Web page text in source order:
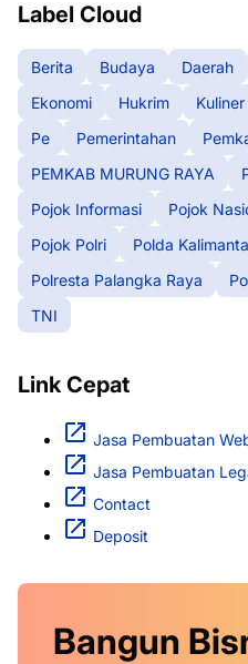
Label Cloud
Berita Budaya Daerah
Ekonomi
Hukrim Kuliner
Pe
Pemerintahan
PEMKAB MURUNG RAYA
Pojok Informasi
Pojok
Pojok Polri
Polda
Polresta Palangka Raya
TNI
Link Cepat
Jasa Pembuatan
Jasa Pembuatan
Contact
Deposit
Bangun